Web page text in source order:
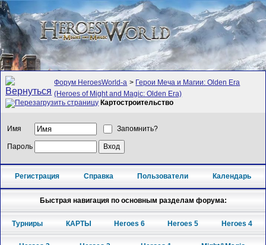
Форум HeroesWorld-а > Герои Меча и Магии: Olden Era
(Heroes of Might and Magic: Olden Era)
Картостроительство
Имя Запомнить?
Пароль
Регистрация Справка Пользователи Календарь
Быстрая навигация по основным разделам форума:
Турниры КАРТЫ Heroes 6 Heroes 5 Heroes 4